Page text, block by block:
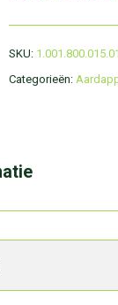
SKU:
Categorieën: